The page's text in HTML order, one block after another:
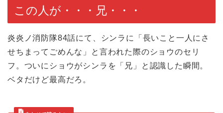
この人が・・・兄・・・
炎炎ノ消防隊84話にて、シンラに「長いこと一人にさ
せちまってごめんな」と言われた際のショウのセリ
フ。ついにショウがシンラを「兄」と認識した瞬間。
ベタだけど最高だろ。